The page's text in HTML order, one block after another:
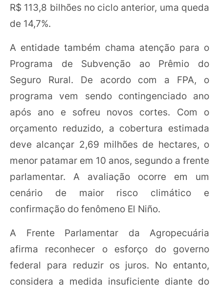
R$ 113,8 bilhões no ciclo anterior, uma queda
de 14,7%.
A entidade também chama atenção para o
Programa de Subvenção ao Prêmio do
Seguro Rural. De acordo com a FPA, o
programa vem sendo contingenciado ano
após ano e sofreu novos cortes. Com o
orçamento reduzido, a cobertura estimada
deve alcançar 2,69 milhões de hectares, o
menor patamar em 10 anos, segundo a frente
parlamentar. A avaliação ocorre em um
cenário de maior risco climático e
confirmação do fenômeno El Niño.
A Frente Parlamentar da Agropecuária
afirma reconhecer o esforço do governo
federal para reduzir os juros. No entanto,
considera a medida insuficiente diante do